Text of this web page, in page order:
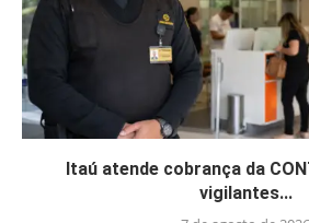
Itaú atende cobrança da
vigilantes...